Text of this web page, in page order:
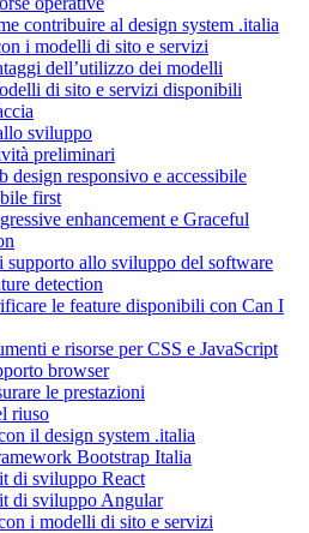
contribuire al design system .italia
i modelli di sito e servizi
dell’utilizzo dei modelli
di sito e servizi disponibili
sviluppo
preliminari
design responsivo e accessibile
first
enhancement e Graceful
supporto allo sviluppo del software
detection
le feature disponibili con Can I
e risorse per CSS e JavaScript
browser
le prestazioni
riuso
il design system .italia
Bootstrap Italia
di sviluppo React
di sviluppo Angular
i modelli di sito e servizi